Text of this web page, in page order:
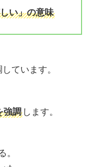
い」の意味
ています。
強調します。
。